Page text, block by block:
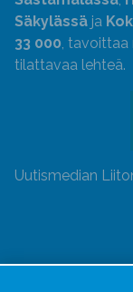
Säkylässä ja
33 000, tavoittaa
tilattavaa lehteä.
Uutismedian